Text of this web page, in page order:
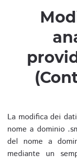
La modifica dei
nome a dominio
del nome a
mediante un